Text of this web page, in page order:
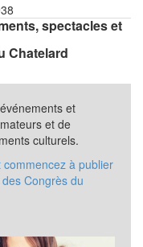
spectacles et
Chatelard
et
et de
culturels.
à publier
Congrès du